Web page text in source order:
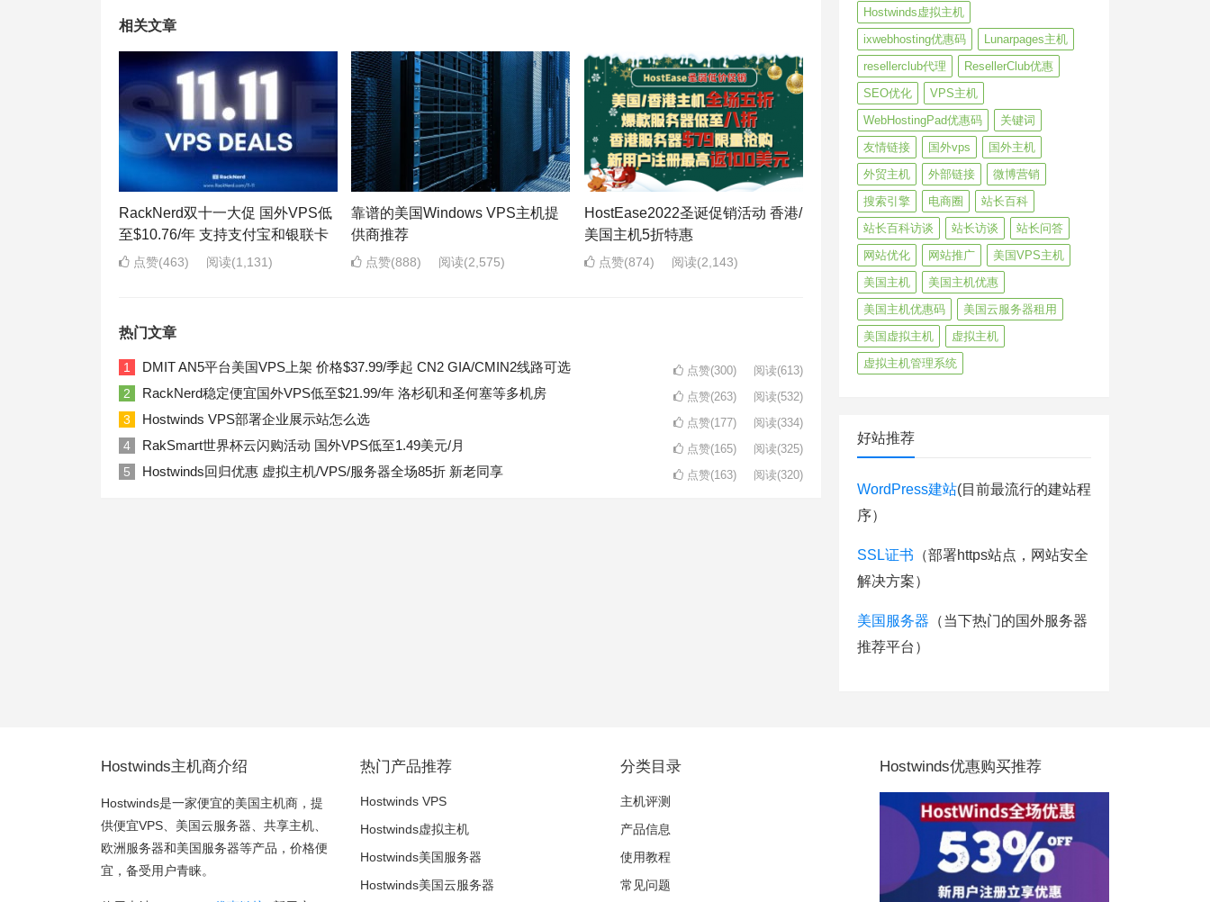
相关文章
RackNerd双十一大促 国外VPS低
至$10.76/年 支持支付宝和银联卡
点赞(463) 阅读(1,131)
靠谱的美国Windows VPS主机提
供商推荐
点赞(888) 阅读(2,575)
HostEase2022圣诞促销活动 香港/
美国主机5折特惠
点赞(874) 阅读(2,143)
热门文章
1 DMIT AN5平台美国VPS上架 价格$37.99/季起 CN2 GIA/CMIN2线路可选 点赞(300) 阅读(613)
2 RackNerd稳定便宜国外VPS低至$21.99/年 洛杉矶和圣何塞等多机房 点赞(263) 阅读(532)
3 Hostwinds VPS部署企业展示站怎么选 点赞(177) 阅读(334)
4 RakSmart世界杯云闪购活动 国外VPS低至1.49美元/月 点赞(165) 阅读(325)
5 Hostwinds回归优惠 虚拟主机/VPS/服务器全场85折 新老同享 点赞(163) 阅读(320)
Hostwinds虚拟主机
ixwebhosting优惠码
Lunarpages主机
resellerclub代理
ResellerClub优惠
SEO优化
VPS主机
WebHostingPad优惠码
关键词
友情链接
国外vps
国外主机
外贸主机
外部链接
微博营销
搜索引擎
电商圈
站长百科
站长百科访谈
站长访谈
站长问答
网站优化
网站推广
美国VPS主机
美国主机
美国主机优惠
美国主机优惠码
美国云服务器租用
美国虚拟主机
虚拟主机
虚拟主机管理系统
好站推荐
WordPress建站(目前最流行的建站程
序）
SSL证书 （部署https站点，网站安全
解决方案）
美国服务器 （当下热门的国外服务器
推荐平台）
Hostwinds主机商介绍
Hostwinds是一家便宜的美国主机商，提
供便宜VPS、美国云服务器、共享主机、
欧洲服务器和美国服务器等产品，价格便
宜，备受用户青睐。
热门产品推荐
Hostwinds VPS
Hostwinds虚拟主机
Hostwinds美国服务器
Hostwinds美国云服务器
分类目录
主机评测
产品信息
使用教程
常见问题
Hostwinds优惠购买推荐